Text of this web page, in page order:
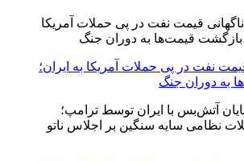
نفت در پی حملات آمریکا به ایران؛
به دوران جنگ